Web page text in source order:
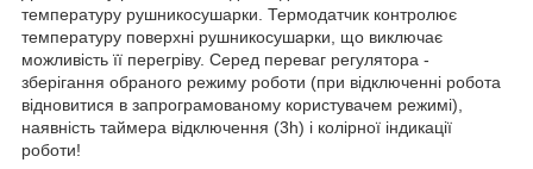
температуру рушникосушарки . Термодатчик контролює
температуру поверхні рушникосушарки, що виключає
можливість її перегріву. Серед переваг регулятора -
зберігання обраного режиму роботи (при відключенні робота
відновитися в запрограмованому користувачем режимі),
наявність таймера відключення (3h) і колірної індикації
роботи!